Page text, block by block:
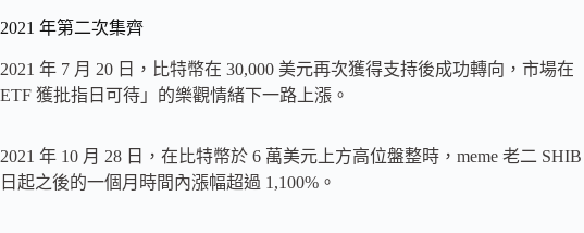
2021 年第二次集齊
2021 年 7 月 20 日，比特幣在 30,000 美元再次獲得支持後成功轉向，市場
ETF 獲批指日可待」的樂觀情緒下一路上漲。
2021 年 10 月 28 日，在比特幣於 6 萬美元上方高位盤整時，meme 老二
日起之後的一個月時間內漲幅超過 1,100%。